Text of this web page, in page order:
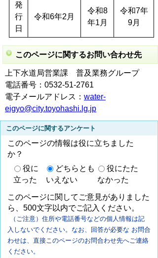
発
行
日
令和6年2月
令和8
年1月
令和7年
9月
このページに関するお問い合わせ先
上下水道局営業課 普及業務グループ
電話番号：0532-51-2761
電子メールアドレス： water-
eigyo@city.toyohashi.lg.jp
このページに関するアンケート
このページの情報は役に立ちました
か？
役に
立った
どちらとも
いえない
役にたた
なかった
このページに関してご意見がありました
ら、500文字以内でご記入ください。
（ご注意）住所や電話番号などの個人情報は記
入しないでください。なお、回答が必要な お問合
わせは、直接このページのお問合わせ先へご連絡
ください。